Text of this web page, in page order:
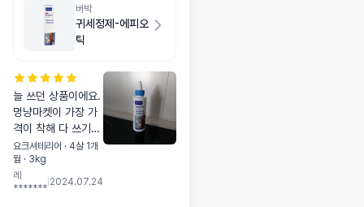
버박
귀세정제-에피오
틱
늘 쓰던 상품이에요.
멍냥마켓이 가장 가
격이 착해 다 쓰기
전에 하나 더 사뒀어
요. 귀관리가 중요한
울애기 쭈욱 잘 사용
요크셔테리어 · 4살 1개
월 · 3kg
레
*******
2024.07.24